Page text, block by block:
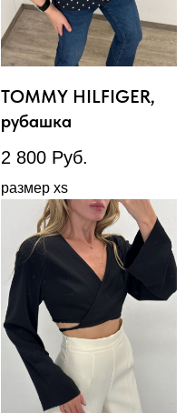
TOMMY HILFIGER,
рубашка
2 800 Руб.
размер xs